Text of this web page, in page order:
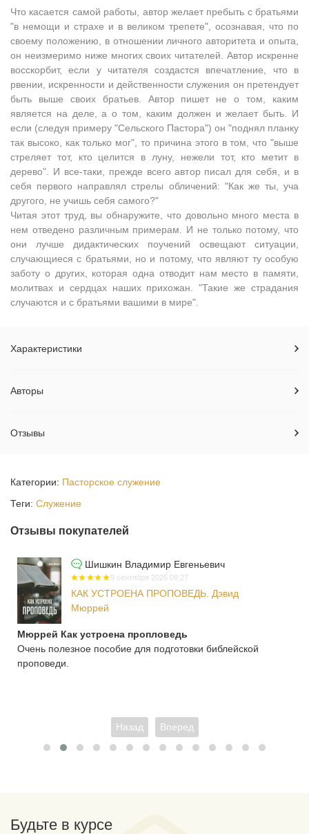
Что касается самой работы, автор желает пребыть с братьями
"в немощи и страхе и в великом трепете", осознавая, что по
своему положению, в отношении личного авторитета и опыта,
он неизмеримо ниже многих своих читателей. Автор искренне
восскорбит, если у читателя создастся впечатление, что в
рвении, искренности и действенности служения он претендует
быть выше своих братьев. Автор пишет не о том, каким
является на деле, а о том, каким должен и желает быть. И
если (следуя примеру "Сельского Пастора") он "поднял планку
так высоко, как только мог", то причина этого в том, что "выше
стреляет тот, кто целится в луну, нежели тот, кто метит в
дерево". И все-таки, прежде всего автор писал для себя, и в
себя первого направлял стрелы обличений: "Как же ты, уча
другого, не учишь себя самого?"
Читая этот труд, вы обнаружите, что довольно много места в
нем отведено различным примерам. И не только потому, что
они лучше дидактических поучений освещают ситуации,
случающиеся с братьями, но и потому, что являют ту особую
заботу о других, которая одна отводит нам место в памяти,
молитвах и сердцах наших прихожан. "Такие же страдания
случаются и с братьями вашими в мире".
Характеристики
Авторы
Отзывы
Категории: Пасторское служение
Теги: Служение
Отзывы покупателей
Шишкин Владимир Евгеньевич
9 сентября 2025 09:27
КАК УСТРОЕНА ПРОПОВЕДЬ. Дэвид
Мюррей
Мюррей Как устроена пропловедь
Очень полезное пособие для подготовки библейской
проповеди.
Назад Вперед
Будьте в курсе